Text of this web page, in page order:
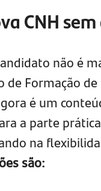
CNH
não é
Formação de
é um
a parte
na
são: